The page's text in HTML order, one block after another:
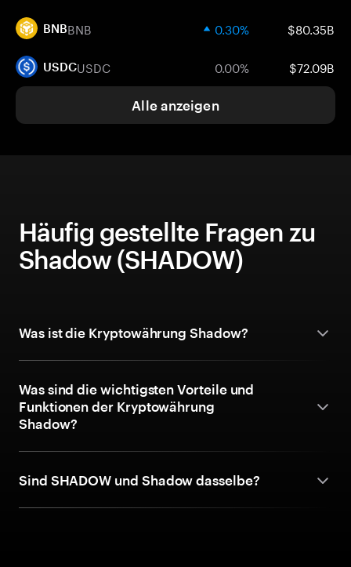
BNBBNB 0.30% $80.35B
USDCUSDC 0.00% $72.09B
Alle anzeigen
Häufig gestellte Fragen zu
Shadow (SHADOW)
Was ist die Kryptowährung Shadow?
Was sind die wichtigsten Vorteile und
Funktionen der Kryptowährung
Shadow?
Sind SHADOW und Shadow dasselbe?